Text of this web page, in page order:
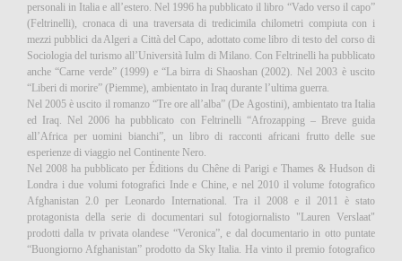
personali in Italia e all’estero. Nel 1996 ha pubblicato il libro “Vado verso il capo”
(Feltrinelli), cronaca di una traversata di tredicimila chilometri compiuta con i
mezzi pubblici da Algeri a Città del Capo, adottato come libro di testo del corso di
Sociologia del turismo all’Università Iulm di Milano. Con Feltrinelli ha pubblicato
anche “Carne verde” (1999) e “La birra di Shaoshan (2002). Nel 2003 è uscito
“Liberi di morire” (Piemme), ambientato in Iraq durante l’ultima guerra.
Nel 2005 è uscito il romanzo “Tre ore all’alba” (De Agostini), ambientato tra Italia
ed Iraq. Nel 2006 ha pubblicato con Feltrinelli “Afrozapping – Breve guida
all’Africa per uomini bianchi”, un libro di racconti africani frutto delle sue
esperienze di viaggio nel Continente Nero.
Nel 2008 ha pubblicato per Éditions du Chêne di Parigi e Thames & Hudson di
Londra i due volumi fotografici Inde e Chine, e nel 2010 il volume fotografico
Afghanistan 2.0 per Leonardo International. Tra il 2008 e il 2011 è stato
protagonista della serie di documentari sul fotogiornalisto "Lauren Verslaat"
prodotti dalla tv privata olandese “Veronica”, e dal documentario in otto puntate
“Buongiorno Afghanistan” prodotto da Sky Italia. Ha vinto il premio fotografico